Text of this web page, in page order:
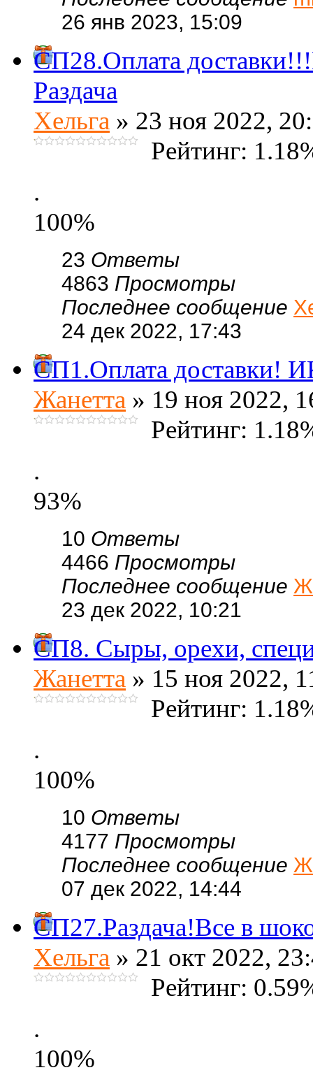
26 янв 2023, 15:09
СП28.Оплата
Раздача
Хельга » 23 ноя 2022,
Рейтинг:
.
100%
23 Ответы
4863 Просмотры
Последнее сообщение
24 дек 2022, 17:43
СП1.Оплата доставки!
Жанетта » 19 ноя 2022,
Рейтинг:
.
93%
10 Ответы
4466 Просмотры
Последнее сообщение
23 дек 2022, 10:21
СП8. Сыры, орехи,
Жанетта » 15 ноя 2022,
Рейтинг:
.
100%
10 Ответы
4177 Просмотры
Последнее сообщение
07 дек 2022, 14:44
СП27.Раздача!Все в
Хельга » 21 окт 2022,
Рейтинг:
.
100%